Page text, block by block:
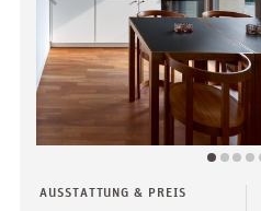
AUSSTATTUNG & PREIS